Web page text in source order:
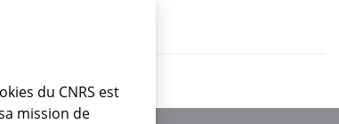
du CNRS est
mission de